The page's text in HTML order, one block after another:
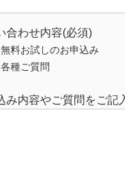
合わせ内容(必須)
無料お試しのお申込み
各種ご質問
み内容やご質問をご記